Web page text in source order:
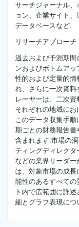
サーチジャーナル、
ョン、企業サイト
データベースなど.
リサーチアプローチ
過去および予測期間
ンおよびボトムア
性的および定量的情
れ、さらに一次資
レーヤーは、二次資
それぞれの地域にお
このデータ収集手
期ごとの財務報告
含まれます.市場の
ティングディレク
などの業界リーダー
は、対象市場の成
能性のあるすべての
ト内で広範囲に詳
細とグラフ表現につ